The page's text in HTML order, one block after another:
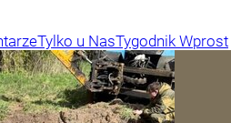
Tylko u NasTygodnik Wprost